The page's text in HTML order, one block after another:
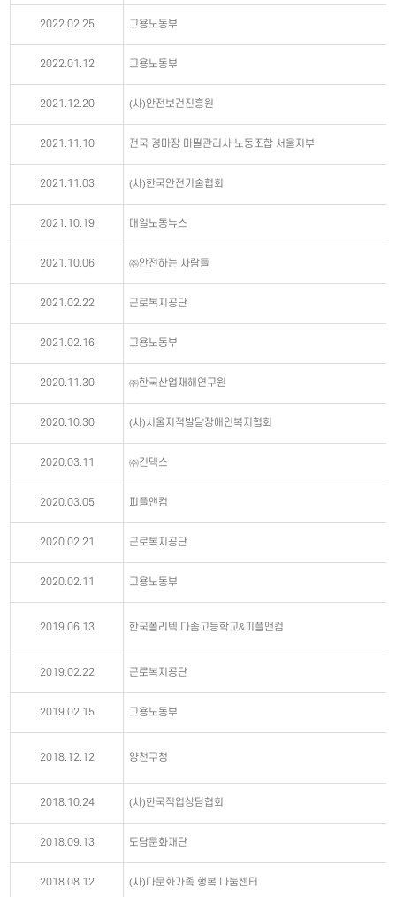
2022.02.25 고용노동부
2022.01.12 고용노동부
2021.12.20 (사)안전보건진흥원
2021.11.10 전국 경마장 마필관리사 노동조합 서울지부
2021.11.03 (사)한국안전기술협회
2021.10.19 매일노동뉴스
2021.10.06 ㈜안전하는 사람들
2021.02.22 근로복지공단
2021.02.16 고용노동부
2020.11.30 ㈜한국산업재해연구원
2020.10.30 (사)서울지적발달장애인복지협회
2020.03.11 ㈜킨텍스
2020.03.05 피플앤컴
2020.02.21 근로복지공단
2020.02.11 고용노동부
2019.06.13 한국폴리텍 다솜고등학교&피플앤컴
2019.02.22 근로복지공단
2019.02.15 고용노동부
2018.12.12 양천구청
2018.10.24 (사)한국직업상담협회
2018.09.13 도담문화재단
2018.08.12 (사)다문화가족 행복 나눔센터